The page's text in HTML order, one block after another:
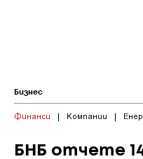
Бизнес
Финанси | Компании |
БНБ отчете